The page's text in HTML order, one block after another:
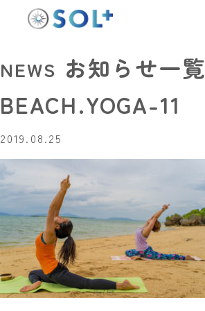
NEWS お知らせ一覧
BEACH.YOGA-11
2019.08.25